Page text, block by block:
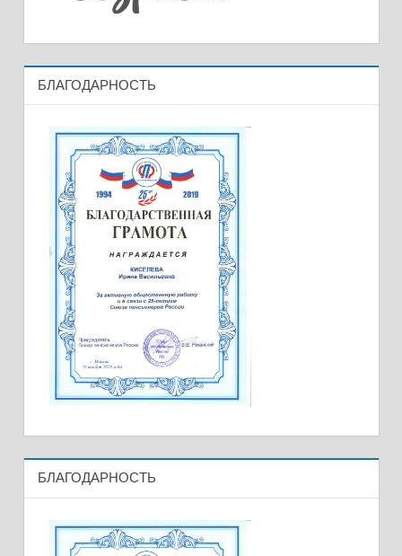
БЛАГОДАРНОСТЬ
БЛАГОДАРНОСТЬ